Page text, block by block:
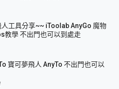
人工具分享~~ iToolab AnyGo 魔物
教學 不出門也可以到處走
寶可夢飛人 AnyTo 不出門也可以